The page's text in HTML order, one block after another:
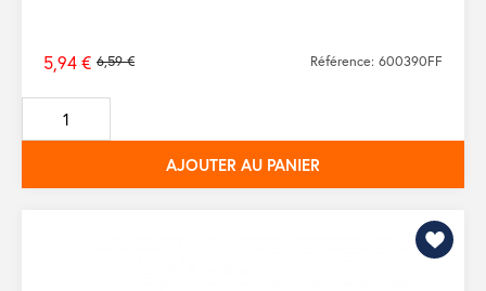
Prix
de
base
6,59 €
5,94 € Référence: 600390FF
AJOUTER AU PANIER